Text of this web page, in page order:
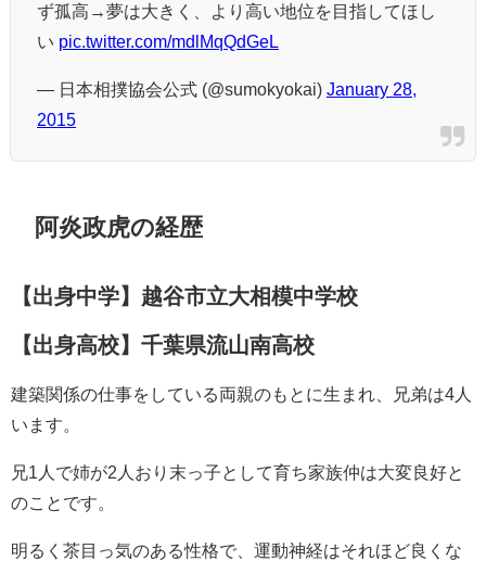
ず孤高→夢は大きく、より高い地位を目指してほし
い pic.twitter.com/mdlMqQdGeL
— 日本相撲協会公式 (@sumokyokai) January 28,
2015
阿炎政虎の経歴
【出身中学】越谷市立大相模中学校
【出身高校】千葉県流山南高校
建築関係の仕事をしている両親のもとに生まれ、兄弟は4人
います。
兄1人で姉が2人おり末っ子として育ち家族仲は大変良好と
のことです。
明るく茶目っ気のある性格で、運動神経はそれほど良くな